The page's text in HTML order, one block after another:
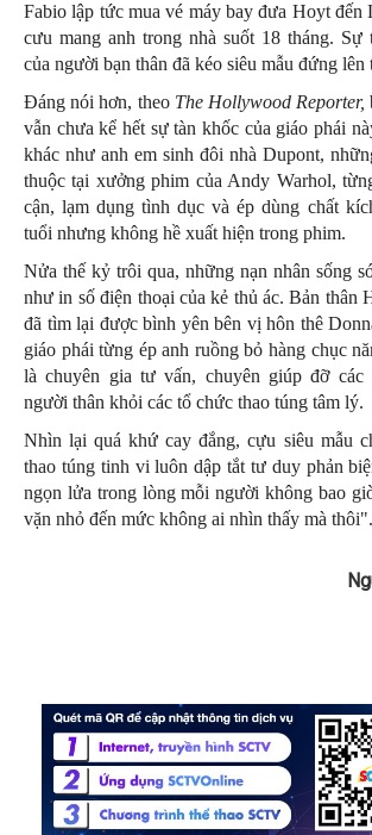
Fabio lập tức mua vé máy bay đưa Hoyt đến
cưu mang anh trong nhà suốt 18 tháng.
của người bạn thân đã kéo siêu mẫu đứng lên
Đáng nói hơn, theo The Hollywood Reporter,
vẫn chưa kể hết sự tàn khốc của giáo phái
khác như anh em sinh đôi nhà Dupont,
thuộc tại xưởng phim của Andy Warhol,
cận, lạm dụng tình dục và ép dùng chất
tuổi nhưng không hề xuất hiện trong phim.
Nửa thế kỷ trôi qua, những nạn nhân sống
như in số điện thoại của kẻ thủ ác. Bản thân
đã tìm lại được bình yên bên vị hôn thê
giáo phái từng ép anh ruồng bỏ hàng chục
là chuyên gia tư vấn, chuyên giúp đỡ
người thân khỏi các tổ chức thao túng tâm lý.
Nhìn lại quá khứ cay đắng, cựu siêu mẫu
thao túng tinh vi luôn dập tắt tư duy phản
ngọn lửa trong lòng mỗi người không bao
vặn nhỏ đến mức không ai nhìn thấy mà thôi".